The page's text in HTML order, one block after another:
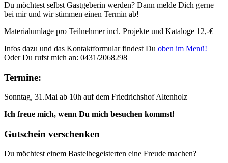
Du möchtest selbst Gastgeberin werden? Dann melde Dich gerne
bei mir und wir stimmen einen Termin ab!
Materialumlage pro Teilnehmer incl. Projekte und Kataloge 12,-€
Infos dazu und das Kontaktformular findest Du oben im Menü!
Oder Du rufst mich an: 0431/2068298
Termine:
Sonntag, 31.Mai ab 10h auf dem Friedrichshof Altenholz
Ich freue mich, wenn Du mich besuchen kommst!
Gutschein verschenken
Du möchtest einem Bastelbegeisterten eine Freude machen?